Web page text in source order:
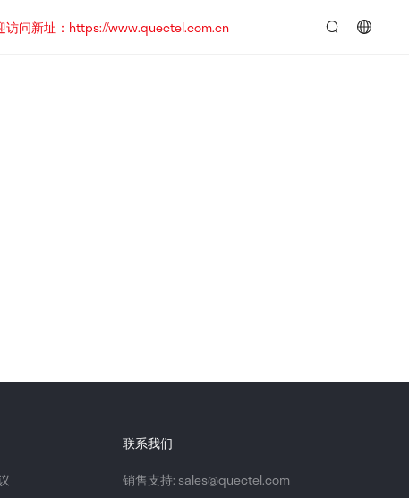
访问新址：https://www.quectel.com.cn
联系我们
销售支持: sales@quectel.com